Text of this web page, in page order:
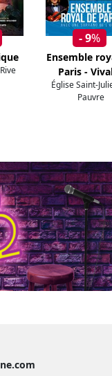
- 9%
Ensemble
Paris -
Église Saint-
Pauvre